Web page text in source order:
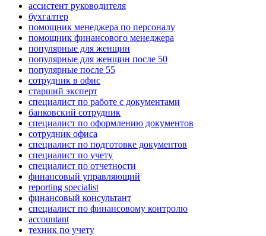
ассистент руководителя
бухгалтер
помощник менеджера по персоналу
помощник финансового менеджера
популярные для женщин
популярные для женщин после 50
популярные после 55
сотрудник в офис
старший эксперт
специалист по работе с документами
банковский сотрудник
специалист по оформлению документов
сотрудник офиса
специалист по подготовке документов
специалист по учету
специалист по отчетности
финансовый управляющий
reporting specialist
финансовый консультант
специалист по финансовому контролю
accountant
техник по учету